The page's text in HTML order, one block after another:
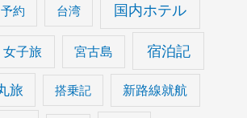
予約 台湾 国内ホテル
女子旅 宮古島 宿泊記
旅 搭乗記 新路線就航